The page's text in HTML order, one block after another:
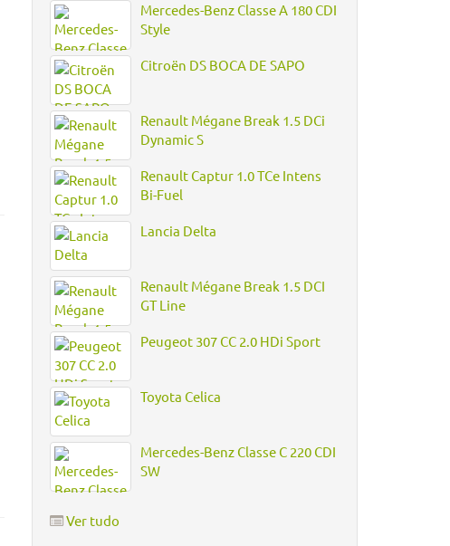
Mercedes-Benz Classe A 180 CDI
Style
Citroën DS BOCA DE SAPO
Renault Mégane Break 1.5 DCi
Dynamic S
Renault Captur 1.0 TCe Intens
Bi-Fuel
Lancia Delta
Renault Mégane Break 1.5 DCI
GT Line
Peugeot 307 CC 2.0 HDi Sport
Toyota Celica
Mercedes-Benz Classe C 220 CDI
SW
Ver tudo